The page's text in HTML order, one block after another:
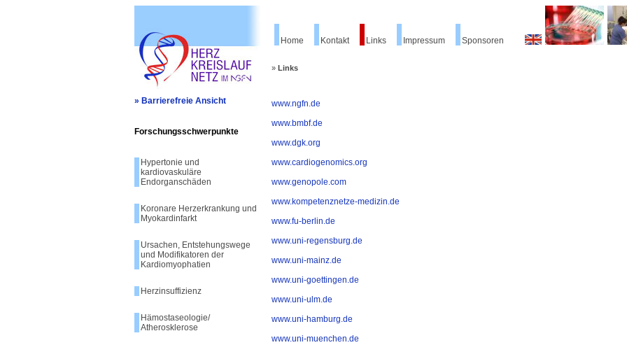
» Barrierefreie Ansicht
Forschungsschwerpunkte
Hypertonie und
kardiovaskuläre
Endorganschäden
Koronare Herzerkrankung und
Myokardinfarkt
Ursachen, Entstehungswege
und Modifikatoren der
Kardiomyophatien
Herzinsuffizienz
Hämostaseologie/
Atherosklerose
Home Kontakt Links Impressum Sponsoren
» Links
www.ngfn.de
www.bmbf.de
www.dgk.org
www.cardiogenomics.org
www.genopole.com
www.kompetenznetze-medizin.de
www.fu-berlin.de
www.uni-regensburg.de
www.uni-mainz.de
www.uni-goettingen.de
www.uni-ulm.de
www.uni-hamburg.de
www.uni-muenchen.de